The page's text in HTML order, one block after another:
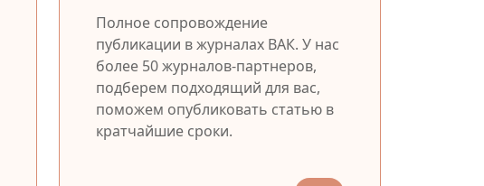
Полное сопровождение
публикации в журналах ВАК. У нас
более 50 журналов-партнеров,
подберем подходящий для вас,
поможем опубликовать статью в
кратчайшие сроки.